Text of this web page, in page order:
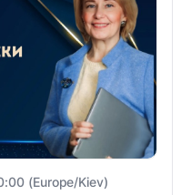
(Europe/Kiev)